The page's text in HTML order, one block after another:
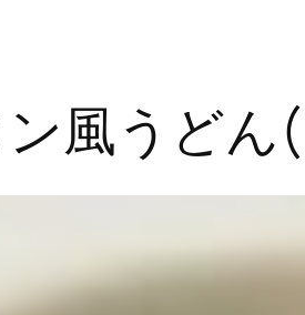
風うど